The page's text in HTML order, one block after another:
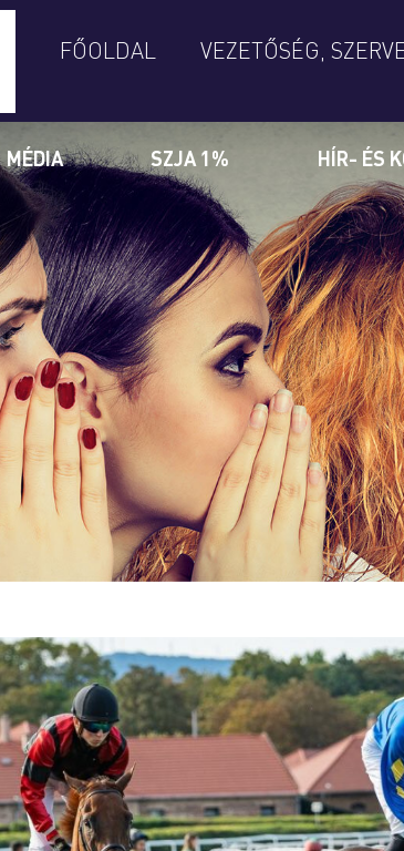
FŐOLDAL VEZETŐSÉG,
MÉDIA SZJA 1% HÍR- ÉS